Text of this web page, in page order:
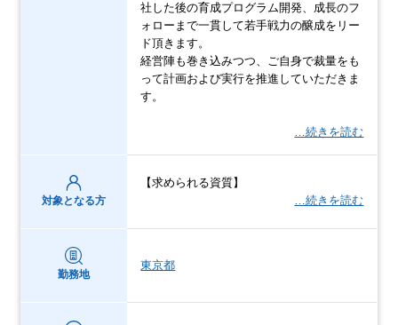
社した後の育成プログラム開発、成長のフ
ォローまで一貫して若手戦力の醸成をリー
ド頂きます。
経営陣も巻き込みつつ、ご自身で裁量をも
って計画および実行を推進していただきま
す。
…続きを読む
対象となる方
【求められる資質】
…続きを読む
勤務地
東京都